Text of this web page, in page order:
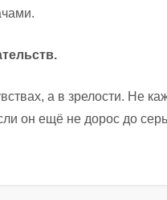
а в зрелости. Не
он ещё не дорос до